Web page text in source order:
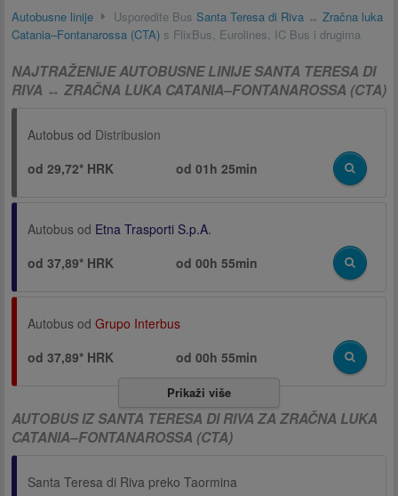
Autobusne linije Usporedite Bus Santa Teresa di Riva ↔ Zračna luka
Catania–Fontanarossa (CTA) s FlixBus, Eurolines, IC Bus i drugima
NAJTRAŽENIJE AUTOBUSNE LINIJE SANTA TERESA DI
RIVA ↔ ZRAČNA LUKA CATANIA–FONTANAROSSA (CTA)
Autobus od Distribusion
od 29,72* HRK
od01h 25min
Autobus od Etna Trasporti S.p.A.
od 37,89* HRK
od00h 55min
Autobus od Grupo Interbus
od 37,89* HRK
od00h 55min
Prikaži više
AUTOBUS IZ SANTA TERESA DI RIVA ZA ZRAČNA LUKA
CATANIA–FONTANAROSSA (CTA)
Santa Teresa di Riva preko Taormina